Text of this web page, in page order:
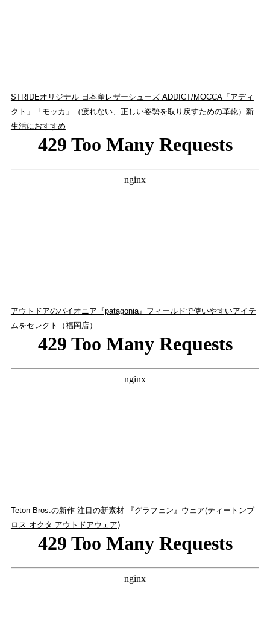
STRIDEオリジナル 日本産レザーシューズ ADDICT/MOCCA「アディ
クト」「モッカ」（疲れない、正しい姿勢を取り戻すための革靴）新
生活におすすめ
アウトドアのパイオニア『patagonia』フィールドで使いやすいアイテ
ムをセレクト（福岡店）
Teton Bros.の新作 注目の新素材 『グラフェン』ウェア(ティートンブ
ロス オクタ アウトドアウェア)